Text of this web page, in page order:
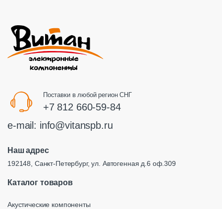
Поставки в любой регион СНГ
+7 812 660-59-84
e-mail: info@vitanspb.ru
Наш адрес
192148, Санкт-Петербург, ул. Автогенная д.6 оф.309
Каталог товаров
Акустические компоненты